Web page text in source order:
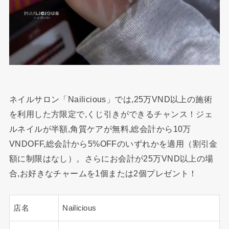
ネイルサロン「Nailicious」では,25万VND以上の施術
を利用した方限定で,くじ引きができるチャンス！ジェ
ルネイルが半額,角質ケアが無料,総会計から10万
VNDOFF,総会計から5%OFFのいずれかを適用（割引金
額に制限はなし）。さらにお会計が25万VND以上の場
合,お好きなチャームを1個または2個プレゼント！
店名 Nailicious